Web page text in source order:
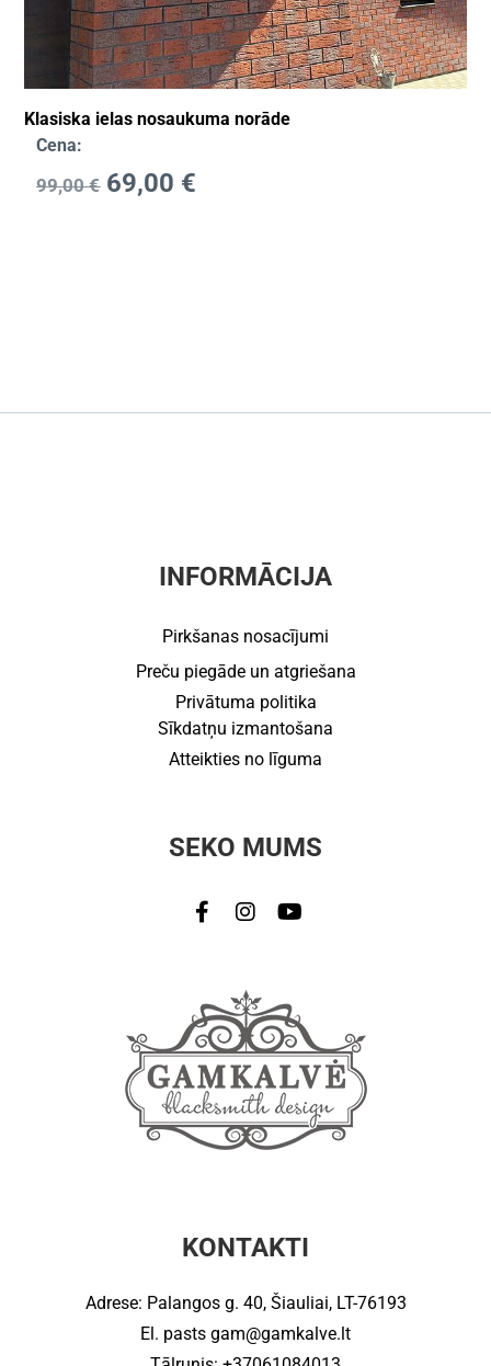
Klasiska ielas nosaukuma norāde
Cena:
99,00€ 69,00 €
INFORMĀCIJA
Pirkšanas nosacījumi
Preču piegāde un atgriešana
Privātuma politika
Sīkdatņu izmantošana
Atteikties no līguma
SEKO MUMS
KONTAKTI
Adrese: Palangos g. 40, Šiauliai, LT-76193
El. pasts gam@gamkalve.lt